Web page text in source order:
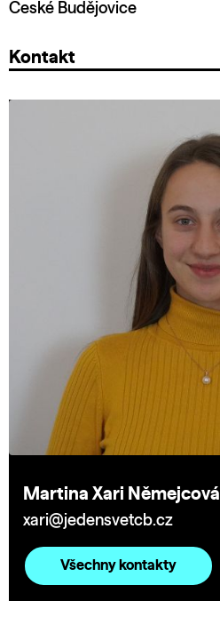
České Budějovice
Kontakt
Martina Xari Němejcová
xari@jedensvetcb.cz
Všechny kontakty